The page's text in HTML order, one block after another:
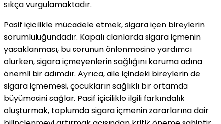
sıkça vurgulamaktadır.
Pasif içicilikle mücadele etmek, sigara içen bireylerin
sorumluluğundadır. Kapalı alanlarda sigara içmenin
yasaklanması, bu sorunun önlenmesine yardımcı
olurken, sigara içmeyenlerin sağlığını koruma adına
önemli bir adımdır. Ayrıca, aile içindeki bireylerin de
sigara içmemesi, çocukların sağlıklı bir ortamda
büyümesini sağlar. Pasif içicilikle ilgili farkındalık
oluşturmak, toplumda sigara içmenin zararlarına dair